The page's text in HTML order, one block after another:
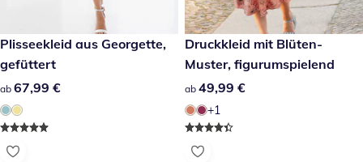
67,99 €
Plisseekleid aus Georgette,
gefüttert
67,99 €
ab 67,99 €
49,99 €
Druckkleid mit Blüten-
Muster, figurumspielend
49,99 €
ab 49,99 €
+1